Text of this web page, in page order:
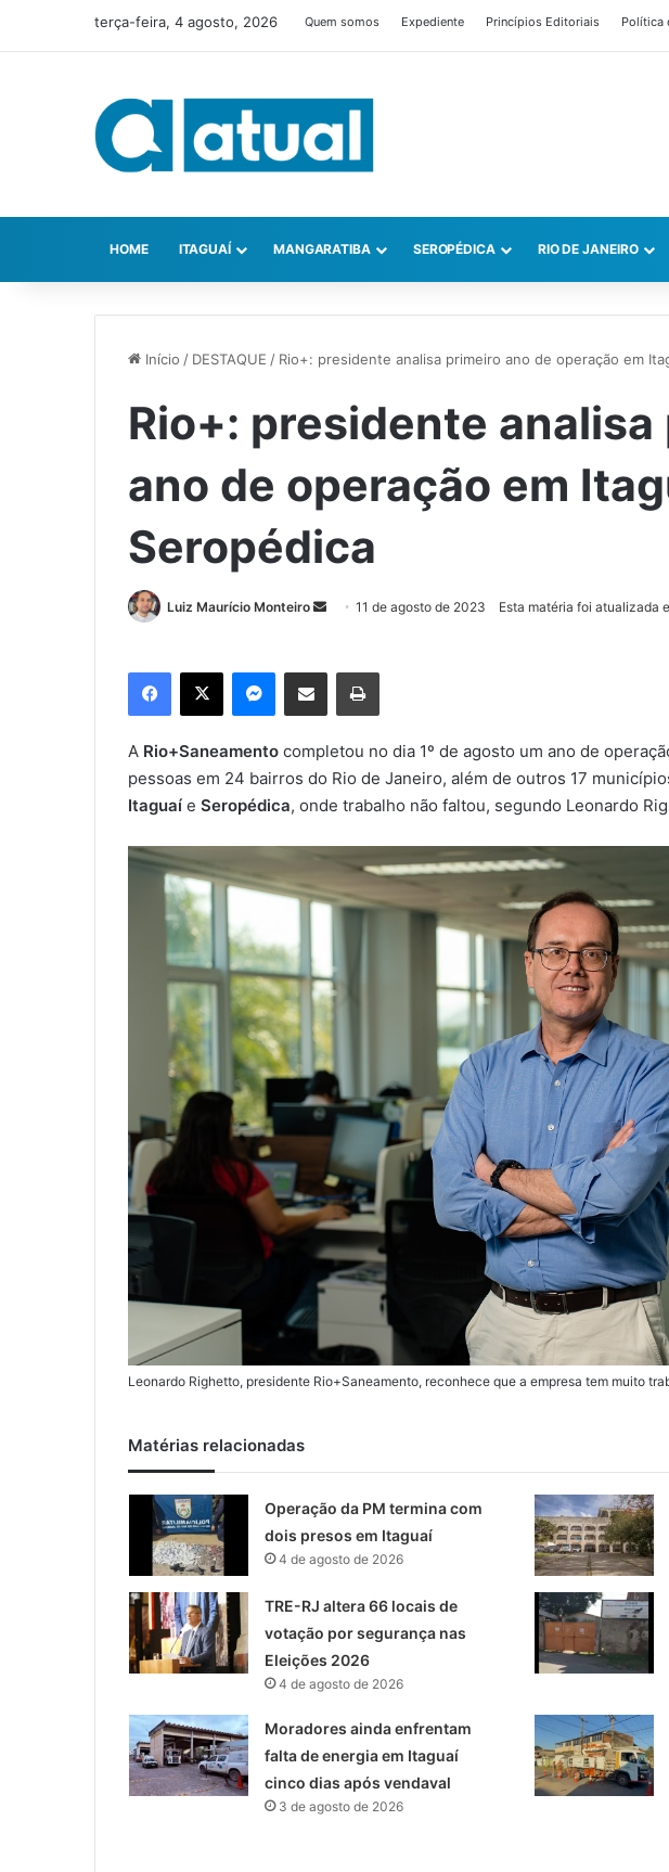
terça-feira, 4 agosto, 2026 Quem somos Expediente Princípios Editoriais Política
HOME ITAGUAÍ MANGARATIBA SEROPÉDICA RIO DE JANEIRO
Início / DESTAQUE / Rio+: presidente analisa primeiro ano de operação em
Rio+: presidente
ano de operação em
Seropédica
Luiz Maurício Monteiro
e
m
e
-
i
11 de agosto de 2023
Esta matéria foi atualizada
A Rio+Saneamento completou no dia 1º de agosto um ano de
pessoas em 24 bairros do Rio de Janeiro, além de outros 17
Itaguaí e Seropédica, onde trabalho não faltou, segundo Leonardo
Leonardo Righetto, presidente Rio+Saneamento, reconhece que a empresa tem muito
Matérias relacionadas
Operação da PM termina com
dois presos em Itaguaí
4 de agosto de 2026
TRE-RJ altera 66 locais de
votação por segurança nas
Eleições 2026
4 de agosto de 2026
Moradores ainda enfrentam
falta de energia em Itaguaí
cinco dias após vendaval
3 de agosto de 2026